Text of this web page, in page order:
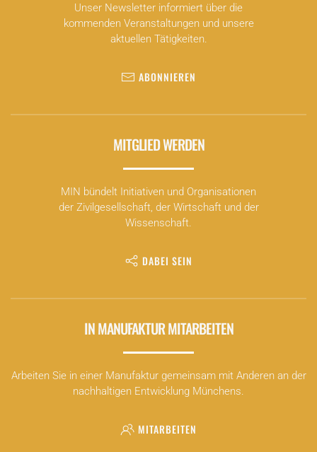
Unser Newsletter informiert über die
kommenden Veranstaltungen und unsere
aktuellen Tätigkeiten.
ABONNIEREN
MITGLIED WERDEN
MIN bündelt Initiativen und Organisationen
der Zivilgesellschaft, der Wirtschaft und der
Wissenschaft.
DABEI SEIN
IN MANUFAKTUR MITARBEITEN
Arbeiten Sie in einer Manufaktur gemeinsam mit Anderen an der
nachhaltigen Entwicklung Münchens.
MITARBEITEN